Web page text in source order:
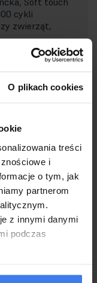
O plikach cookies
treści
i
o tym, jak
partnerom
z innymi danymi
podczas
cykli
zwierząt,
a doskonale
Ciebie jeszcze
jest robiona na
wybrać
z jakiej